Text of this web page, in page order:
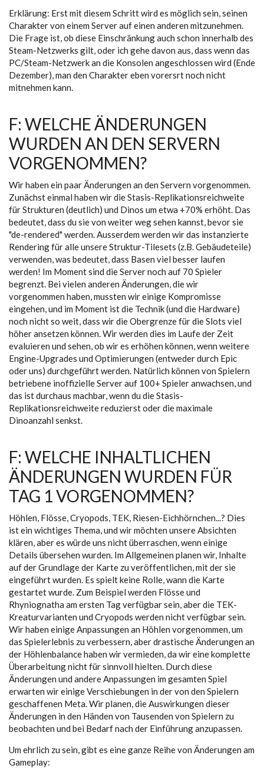
Erklärung: Erst mit diesem Schritt wird es möglich sein, seinen
Charakter von einem Server auf einen anderen mitzunehmen.
Die Frage ist, ob diese Einschränkung auch schon innerhalb des
Steam-Netzwerks gilt, oder ich gehe davon aus, dass wenn das
PC/Steam-Netzwerk an die Konsolen angeschlossen wird (Ende
Dezember), man den Charakter eben vorersrt noch nicht
mitnehmen kann.
F: WELCHE ÄNDERUNGEN
WURDEN AN DEN SERVERN
VORGENOMMEN?
Wir haben ein paar Änderungen an den Servern vorgenommen.
Zunächst einmal haben wir die Stasis-Replikationsreichweite
für Strukturen (deutlich) und Dinos um etwa +70% erhöht. Das
bedeutet, dass du sie von weiter weg sehen kannst, bevor sie
"de-rendered" werden. Ausserdem werden wir das instanzierte
Rendering für alle unsere Struktur-Tilesets (z.B. Gebäudeteile)
verwenden, was bedeutet, dass Basen viel besser laufen
werden! Im Moment sind die Server noch auf 70 Spieler
begrenzt. Bei vielen anderen Änderungen, die wir
vorgenommen haben, mussten wir einige Kompromisse
eingehen, und im Moment ist die Technik (und die Hardware)
noch nicht so weit, dass wir die Obergrenze für die Slots viel
höher ansetzen können. Wir werden dies im Laufe der Zeit
evaluieren und sehen, ob wir es erhöhen können, wenn weitere
Engine-Upgrades und Optimierungen (entweder durch Epic
oder uns) durchgeführt werden. Natürlich können von Spielern
betriebene inoffizielle Server auf 100+ Spieler anwachsen, und
das ist durchaus machbar, wenn du die Stasis-
Replikationsreichweite reduzierst oder die maximale
Dinoanzahl senkst.
F: WELCHE INHALTLICHEN
ÄNDERUNGEN WURDEN FÜR
TAG 1 VORGENOMMEN?
Höhlen, Flösse, Cryopods, TEK, Riesen-Eichhörnchen...? Dies
ist ein wichtiges Thema, und wir möchten unsere Absichten
klären, aber es würde uns nicht überraschen, wenn einige
Details übersehen wurden. Im Allgemeinen planen wir, Inhalte
auf der Grundlage der Karte zu veröffentlichen, mit der sie
eingeführt wurden. Es spielt keine Rolle, wann die Karte
gestartet wurde. Zum Beispiel werden Flösse und
Rhyniognatha am ersten Tag verfügbar sein, aber die TEK-
Kreaturvarianten und Cryopods werden nicht verfügbar sein.
Wir haben einige Anpassungen an Höhlen vorgenommen, um
das Spielerlebnis zu verbessern, aber drastische Änderungen an
der Höhlenbalance haben wir vermieden, da wir eine komplette
Überarbeitung nicht für sinnvoll hielten. Durch diese
Änderungen und andere Anpassungen im gesamten Spiel
erwarten wir einige Verschiebungen in der von den Spielern
geschaffenen Meta. Wir planen, die Auswirkungen dieser
Änderungen in den Händen von Tausenden von Spielern zu
beobachten und bei Bedarf nach der Einführung anzupassen.
Um ehrlich zu sein, gibt es eine ganze Reihe von Änderungen am
Gameplay: